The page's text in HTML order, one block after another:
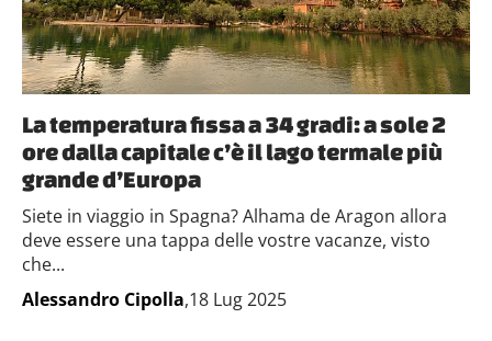
La temperatura fissa a 34 gradi: a sole 2
ore dalla capitale c’è il lago termale più
grande d’Europa
Siete in viaggio in Spagna? Alhama de Aragon allora
deve essere una tappa delle vostre vacanze, visto
che...
Alessandro Cipolla,18 Lug 2025